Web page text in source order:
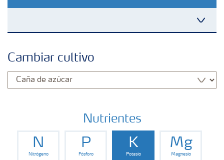
Productos
Portafolio de Agricultura Digital
Almacenaje y manejo de fertilizantes
Cambiar cultivo
Nutrientes
N
Nitrógeno
P
Fósforo
K
Potasio
Mg
Magnesio